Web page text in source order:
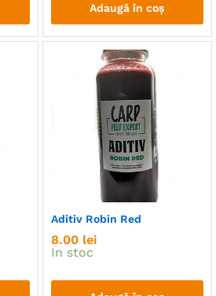
Adaugă în coș
Aditiv Robin Red
8.00 lei
In stoc